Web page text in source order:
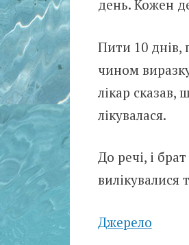
день. Кожен
Пити 10 днів,
чином
лікар сказав,
лікувалася.
До речі, і
Джерело